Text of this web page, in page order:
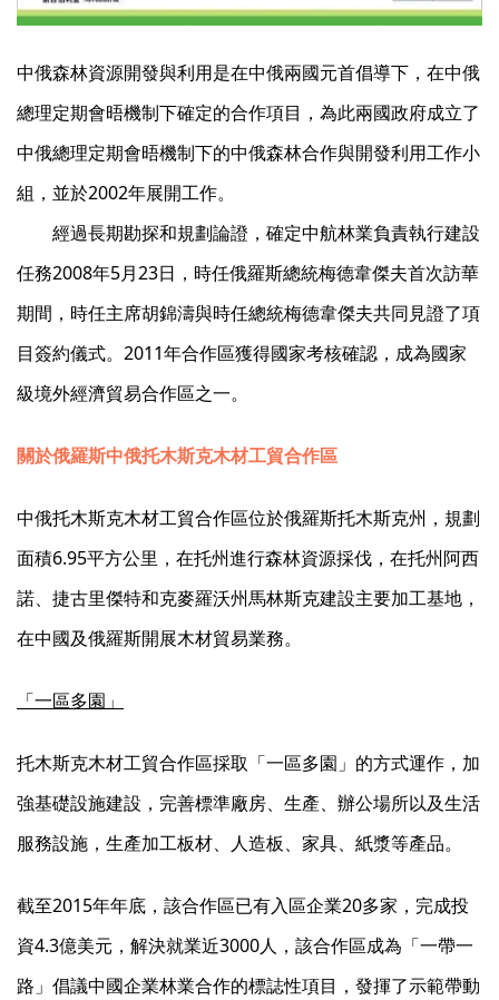
中俄森林資源開發與利用是在中俄兩國元首倡導下，在中俄
總理定期會晤機制下確定的合作項目，為此兩國政府成立了
中俄總理定期會晤機制下的中俄森林合作與開發利用工作小
組，並於2002年展開工作。
經過長期勘探和規劃論證，確定中航林業負責執行建設
任務2008年5月23日，時任俄羅斯總統梅德韋傑夫首次訪華
期間，時任主席胡錦濤與時任總統梅德韋傑夫共同見證了項
目簽約儀式。2011年合作區獲得國家考核確認，成為國家
級境外經濟貿易合作區之一。
關於俄羅斯中俄托木斯克木材工貿合作區
中俄托木斯克木材工貿合作區位於俄羅斯托木斯克州，規劃
面積6.95平方公里，在托州進行森林資源採伐，在托州阿西
諾、捷古里傑特和克麥羅沃州馬林斯克建設主要加工基地，
在中國及俄羅斯開展木材貿易業務。
「一區多園」
托木斯克木材工貿合作區採取「一區多園」的方式運作，加
強基礎設施建設，完善標準廠房、生產、辦公場所以及生活
服務設施，生產加工板材、人造板、家具、紙漿等產品。
截至2015年年底，該合作區已有入區企業20多家，完成投
資4.3億美元，解決就業近3000人，該合作區成為「一帶一
路」倡議中國企業林業合作的標誌性項目，發揮了示範帶動